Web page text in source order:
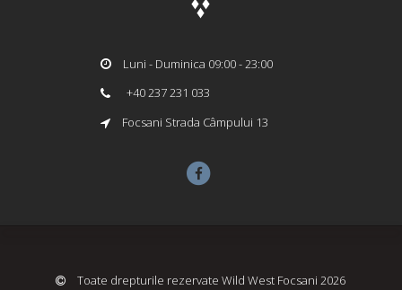
Luni - Duminica 09:00 - 23:00
+40 237 231 033
Focsani Strada Câmpului 13
Toate drepturile rezervate Wild West Focsani 2026